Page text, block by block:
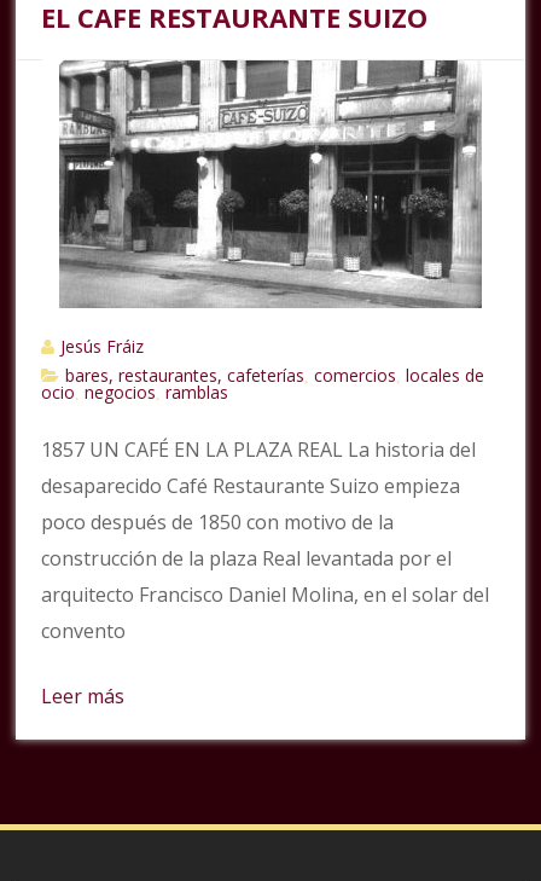
EL CAFE RESTAURANTE SUIZO
Jesús Fráiz
bares, restaurantes, cafeterías
,comercios locales de
ocio ,negocios ,ramblas
1857 UN CAFÉ EN LA PLAZA REAL La historia del
desaparecido Café Restaurante Suizo empieza
poco después de 1850 con motivo de la
construcción de la plaza Real levantada por el
arquitecto Francisco Daniel Molina, en el solar del
convento
Leer más